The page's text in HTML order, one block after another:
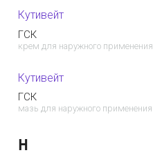
Кутивейт
ГСК
крем для наружного применения
Кутивейт
ГСК
мазь для наружного применения
Н